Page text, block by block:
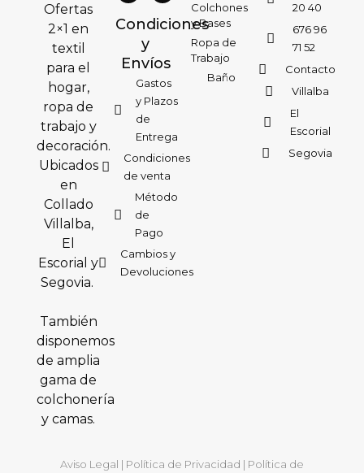
Ofertas
2×1 en
textil
para el
hogar,
ropa de
trabajo y
decoración.
Ubicados
en
Collado
Villalba,
El
Escorial y
Segovia.
También
disponemos
de amplia
gama de
colchonería
y camas.
Condiciones
y
Envíos
Gastos
y Plazos
de
Entrega
Condiciones
de venta
Método
de
Pago
Cambios y
Devoluciones
Colchones
y Bases
Ropa de
Trabajo
Baño
20 40
676 96
71 52
Contacto
Villalba
El
Escorial
Segovia
Aviso Legal | Política de Privacidad | Política de